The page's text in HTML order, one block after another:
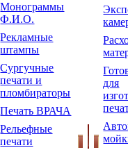
Монограммы
Ф.И.О.
Рекламные
штампы
Сургучные
печати и
пломбираторы
Печать ВРАЧА
Рельефные
печати
для